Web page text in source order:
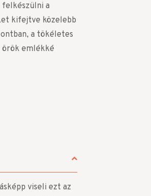
a
kifejtve közelebb
a tökéletes
örök emlékké
viseli ezt az